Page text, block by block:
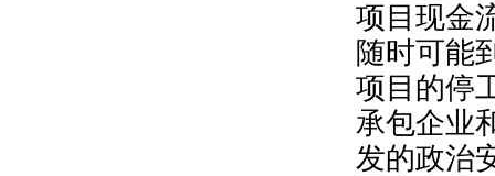
项目现金
随时可能
项目的停
承包企业
发的政治